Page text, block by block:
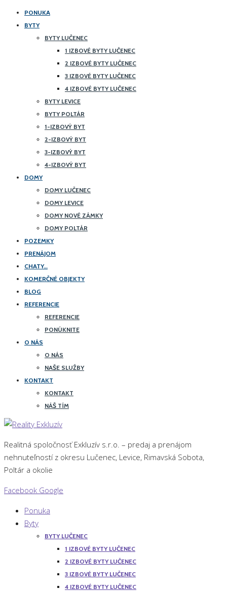
PONUKA
BYTY
BYTY LUČENEC
1 IZBOVÉ BYTY LUČENEC
2 IZBOVÉ BYTY LUČENEC
3 IZBOVÉ BYTY LUČENEC
4 IZBOVÉ BYTY LUČENEC
BYTY LEVICE
BYTY POLTÁR
1-IZBOVÝ BYT
2-IZBOVÝ BYT
3-IZBOVÝ BYT
4-IZBOVÝ BYT
DOMY
DOMY LUČENEC
DOMY LEVICE
DOMY NOVÉ ZÁMKY
DOMY POLTÁR
POZEMKY
PRENÁJOM
CHATY…
KOMERČNÉ OBJEKTY
BLOG
REFERENCIE
REFERENCIE
PONÚKNITE
O NÁS
O NÁS
NAŠE SLUŽBY
KONTAKT
KONTAKT
NÁŠ TÍM
Realitná spoločnosť Exkluzív s.r.o. – predaj a prenájom
nehnuteľností z okresu Lučenec, Levice, Rimavská Sobota,
Poltár a okolie
Facebook Google
Ponuka
Byty
BYTY LUČENEC
1 IZBOVÉ BYTY LUČENEC
2 IZBOVÉ BYTY LUČENEC
3 IZBOVÉ BYTY LUČENEC
4 IZBOVÉ BYTY LUČENEC